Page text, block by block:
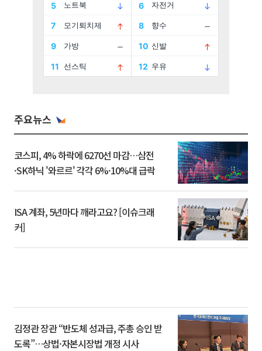
주요뉴스
코스피, 4% 하락에 6270선 마감…삼전
·SK하닉 '와르르' 각각 6%·10%대 급락
ISA 계좌, 5년마다 깨라고요? [이슈크래
커]
김정관 장관 “반도체 성과급, 주총 승인 받
도록”…상법·자본시장법 개정 시사